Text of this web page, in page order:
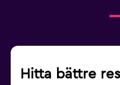
Hitta bättre